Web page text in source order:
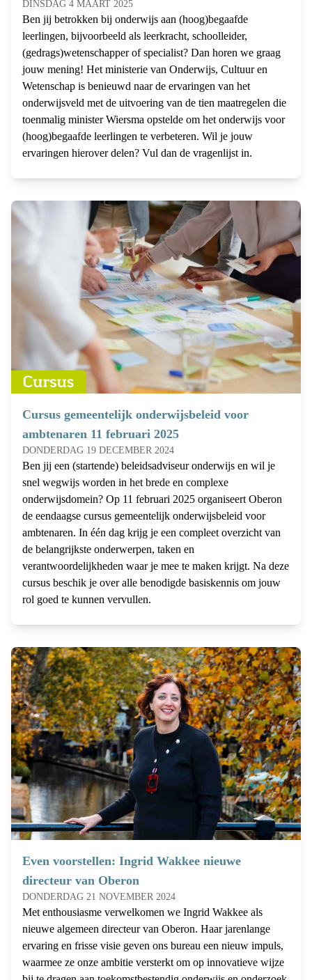
DINSDAG 4 MAART 2025
Ben jij betrokken bij onderwijs aan (hoog)begaafde
leerlingen, bijvoorbeeld als leerkracht, schoolleider,
(gedrags)wetenschapper of specialist? Dan horen we graag
jouw mening! Het ministerie van Onderwijs, Cultuur en
Wetenschap is benieuwd naar de ervaringen van het
onderwijsveld met de uitvoering van de tien maatregelen die
toenmalig minister Wiersma opstelde om het onderwijs voor
(hoog)begaafde leerlingen te verbeteren. Wil je jouw
ervaringen hierover delen? Vul dan de vragenlijst in.
Cursus gemeentelijk onderwijsbeleid voor
ambtenaren 11 februari 2025
DONDERDAG 19 DECEMBER 2024
Ben jij een (startende) beleidsadviseur onderwijs en wil je
snel wegwijs worden in het brede en complexe
onderwijsdomein? Op 11 februari 2025 organiseert Oberon
de eendaagse cursus gemeentelijk onderwijsbeleid voor
ambtenaren. In één dag krijg je een compleet overzicht van
de belangrijkste onderwerpen, taken en
verantwoordelijkheden waar je mee te maken krijgt. Na deze
cursus beschik je over alle benodigde basiskennis om jouw
rol goed te kunnen vervullen.
Even voorstellen: Ingrid Wakkee nieuwe
directeur van Oberon
DONDERDAG 21 NOVEMBER 2024
Met enthousiasme verwelkomen we Ingrid Wakkee als
nieuwe algemeen directeur van Oberon. Haar jarenlange
ervaring en frisse visie geven ons bureau een nieuw impuls,
waarmee ze onze ambitie versterkt om op innovatieve wijze